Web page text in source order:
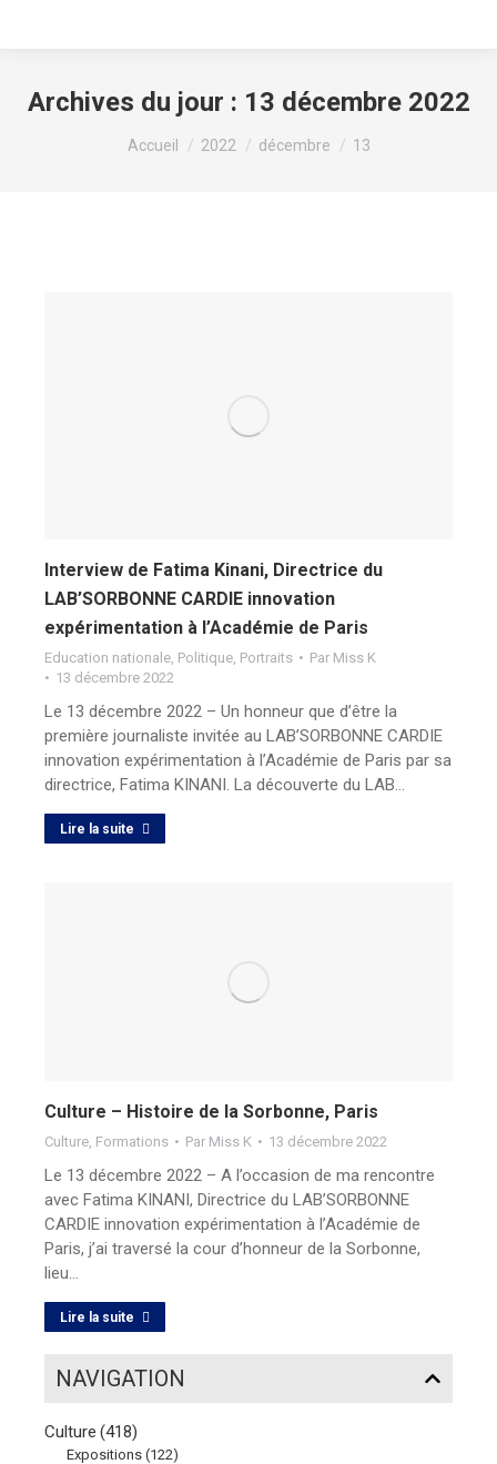
Archives du jour : 13 décembre 2022
Vous êtes ici :
Accueil 2022 décembre 13
Interview de Fatima Kinani, Directrice du
LAB’SORBONNE CARDIE innovation
expérimentation à l’Académie de Paris
Education nationale Politique Portraits Par Miss K
13 décembre 2022
Le 13 décembre 2022 – Un honneur que d’être la
première journaliste invitée au LAB’SORBONNE CARDIE
innovation expérimentation à l’Académie de Paris par sa
directrice, Fatima KINANI. La découverte du LAB…
Lire la suite
Culture – Histoire de la Sorbonne, Paris
Culture Formations Par Miss K 13 décembre 2022
Le 13 décembre 2022 – A l’occasion de ma rencontre
avec Fatima KINANI, Directrice du LAB’SORBONNE
CARDIE innovation expérimentation à l’Académie de
Paris, j’ai traversé la cour d’honneur de la Sorbonne,
lieu…
Lire la suite
NAVIGATION
Culture (418)
Expositions (122)